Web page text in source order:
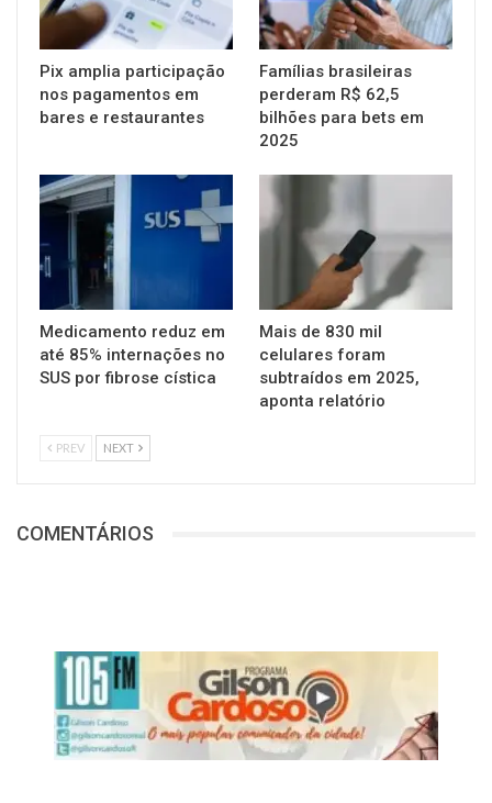
Pix amplia participação
nos pagamentos em
bares e restaurantes
Famílias brasileiras
perderam R$ 62,5
bilhões para bets em
2025
Medicamento reduz em
até 85% internações no
SUS por fibrose cística
Mais de 830 mil
celulares foram
subtraídos em 2025,
aponta relatório
PREV NEXT
COMENTÁRIOS